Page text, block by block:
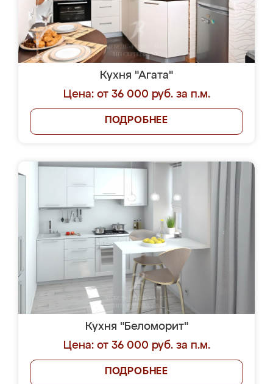
Кухня "Агата"
Цена: от 36 000 руб. за п.м.
ПОДРОБНЕЕ
Кухня "Беломорит"
Цена: от 36 000 руб. за п.м.
ПОДРОБНЕЕ